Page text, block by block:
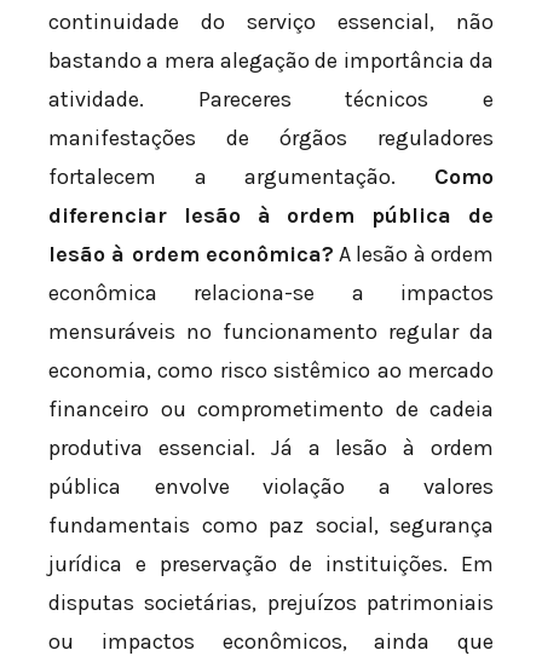
continuidade do serviço essencial, não
bastando a mera alegação de importância da
atividade. Pareceres técnicos e
manifestações de órgãos reguladores
fortalecem a argumentação. Como
diferenciar lesão à ordem pública de
lesão à ordem econômica? A lesão à ordem
econômica relaciona-se a impactos
mensuráveis no funcionamento regular da
economia, como risco sistêmico ao mercado
financeiro ou comprometimento de cadeia
produtiva essencial. Já a lesão à ordem
pública envolve violação a valores
fundamentais como paz social, segurança
jurídica e preservação de instituições. Em
disputas societárias, prejuízos patrimoniais
ou impactos econômicos, ainda que